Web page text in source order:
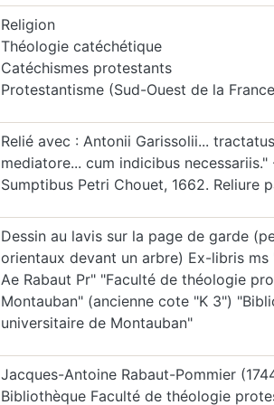
Religion
Théologie catéchétique
Catéchismes protestants
Protestantisme (Sud-Ouest de la
Relié avec : Antonii Garissolii...
mediatore... cum indicibus necessariis."
Sumptibus Petri Chouet, 1662. Reliure
Dessin au lavis sur la page de garde
orientaux devant un arbre) Ex-libris ms
Ae Rabaut Pr" "Faculté de théologie
Montauban" (ancienne cote "K 3")
universitaire de Montauban"
Jacques-Antoine Rabaut-Pommier
Bibliothèque Faculté de théologie